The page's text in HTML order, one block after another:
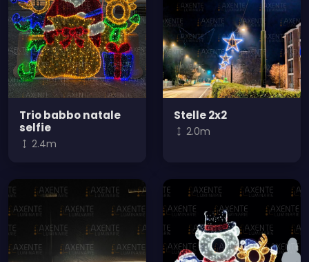
Trio babbo natale
selfie
2.4m
Stelle 2x2
2.0m